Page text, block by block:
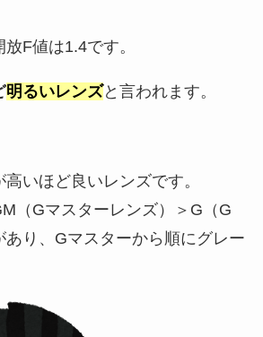
F値は1.4です。
明るいレンズと言われます。
いほど良いレンズです。
（Gマスターレンズ）＞G（G
あり、Gマスターから順にグレー